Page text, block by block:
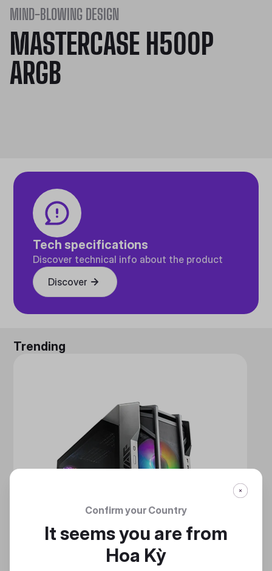
MIND-BLOWING DESIGN
MASTERCASE H500P
ARGB
Tech specifications
Discover technical info about the product
Discover
Trending
Confirm your Country
It seems you are from
Hoa Kỳ